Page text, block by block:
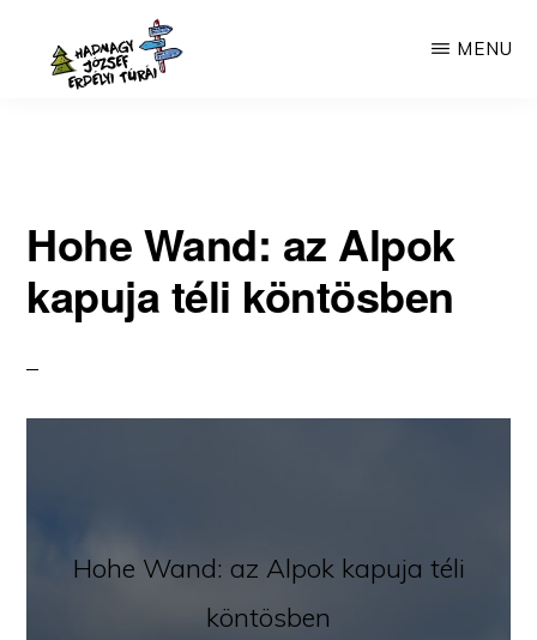
éves
tapasztalattal.
MENU
Hohe Wand: az Alpok
kapuja téli köntösben
Hohe Wand: az Alpok kapuja téli
köntösben